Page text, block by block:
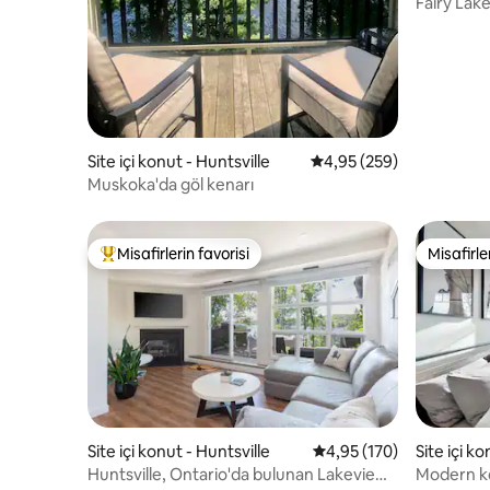
Site içi konut - Huntsville 5 üzerinden ortalama
4,95 (259)
Muskoka'da göl kenarı
Misafirlerin favorilerinden en beğenilenler arasında
Misafirlerin favorisi
Site içi konut - Huntsville 5 üzerinden ortalama
4,95 (170)
Huntsville, Ontario'da bulunan Lakeview
Site içi
Modern